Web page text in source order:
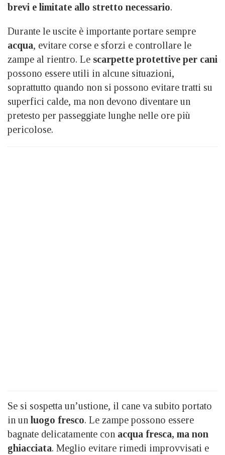
brevi e limitate allo stretto necessario.
Durante le uscite è importante portare sempre
acqua, evitare corse e sforzi e controllare le
zampe al rientro. Le scarpette protettive per cani
possono essere utili in alcune situazioni,
soprattutto quando non si possono evitare tratti su
superfici calde, ma non devono diventare un
pretesto per passeggiate lunghe nelle ore più
pericolose.
Se si sospetta un’ustione, il cane va subito portato
in un luogo fresco. Le zampe possono essere
bagnate delicatamente con acqua fresca, ma non
ghiacciata. Meglio evitare rimedi improvvisati e